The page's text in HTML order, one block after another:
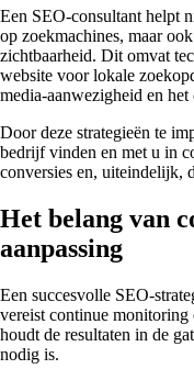
Een SEO-consultant helpt
op zoekmachines, maar
zichtbaarheid. Dit omvat
website voor lokale
media-aanwezigheid en
Door deze strategieën te
bedrijf vinden en met u in
conversies en, uiteindelijk,
Het belang van
aanpassing
Een succesvolle SEO-
vereist continue monitoring
houdt de resultaten in de
nodig is.